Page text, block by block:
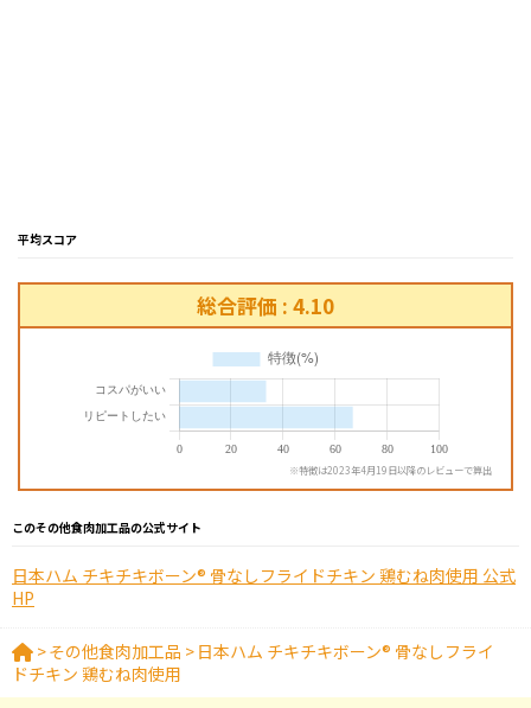
平均スコア
総合評価 : 4.10
※特徴は2023年4月19日以降のレビューで算出
このその他食肉加工品の公式サイト
日本ハム チキチキボーン® 骨なしフライドチキン 鶏むね肉使用 公式
HP
>その他食肉加工品 > 日本ハム チキチキボーン® 骨なしフライ
ドチキン 鶏むね肉使用